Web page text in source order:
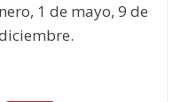
1 de mayo, 9 de